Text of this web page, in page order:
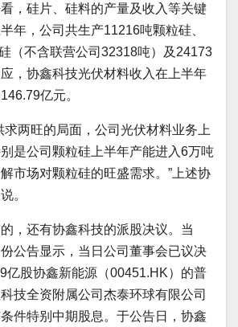
，硅片、硅料的产量及收入等关键
年，公司共生产11216吨颗粒硅、
（不含联营公司32318吨）及24173
，协鑫科技光伏材料收入在上半年
亿元。
求两旺的局面，公司光伏材料业务上
是公司颗粒硅上半年产能进入6万吨
市场对颗粒硅的旺盛需求。”上述协
。
，还有协鑫科技的派股决议。当
公告显示，当日公司董事会已议决
亿股协鑫新能源（00451.HK）的普
技全资附属公司杰泰环球有限公司
件特别中期股息。于公告日，协鑫